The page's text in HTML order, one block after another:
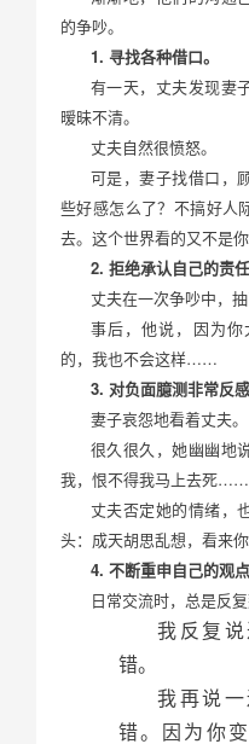
的争吵。
1. 寻找各种借口。
有一天，丈夫发现妻
暧昧不清。
丈夫自然很愤怒。
可是，妻子找借口，
些好感怎么了？不搞好人
去。这个世界看的又不是
2. 拒绝承认自己的责任
丈夫在一次争吵中，抽
事后，他说，因为
的，我也不会这样……
3. 对负面臆测非常反感
妻子哀怨地看着丈夫。
很久很久，她幽幽地
我，恨不得我马上去死……
丈夫否定她的情绪，
头：成天胡思乱想，看来
4. 不断重申自己的观点
日常交流时，总是反复
我反复
错。
我再说
错。因为你